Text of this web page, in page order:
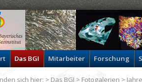
Das BGI Mitarbeiter Forschung
sich hier: > Das BGI > Fotogalerien >